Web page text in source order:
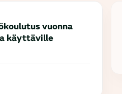
vuonna
käyttäville